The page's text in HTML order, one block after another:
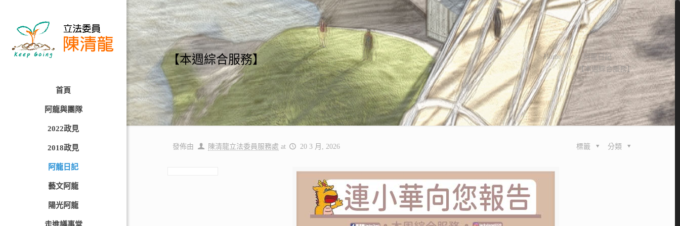
首頁
阿龍與團隊
2022政見
2018政見
阿龍日記
藝文阿龍
陽光阿龍
【本週綜合服務】 Home
阿龍日記
【本週綜合服務】
發佈由 陳清龍立法委員服務處 at 20 3 月, 2026 分類
標籤